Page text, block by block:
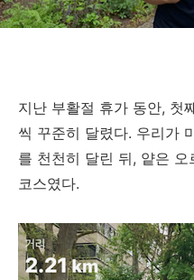
지난 부활절 휴가 동안, 첫
씩 꾸준히 달렸다. 우리가
를 천천히 달린 뒤, 얕은
코스였다.